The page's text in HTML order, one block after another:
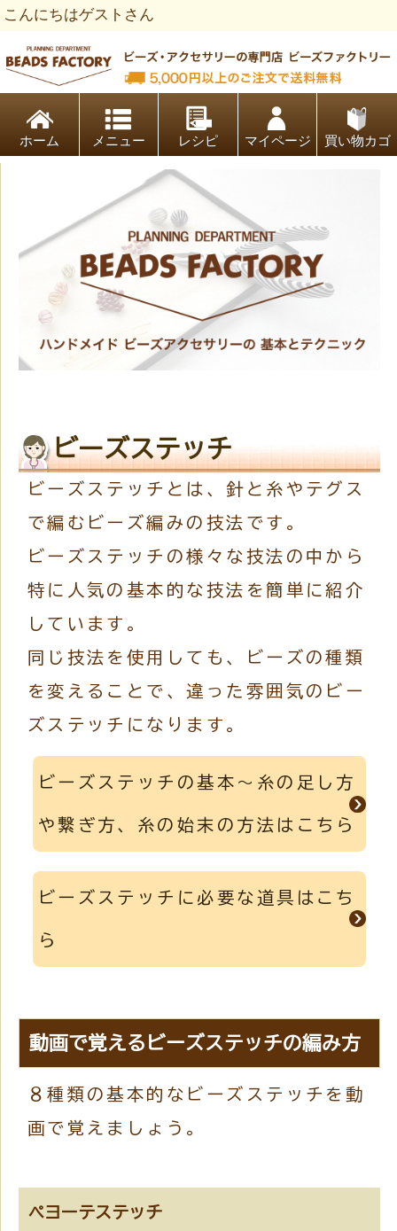
こんにちはゲストさん
ホーム レシピ マイページ 買い物カゴ
ビーズステッチ
ビーズステッチとは、針と糸やテグス
で編むビーズ編みの技法です。
ビーズステッチの様々な技法の中から
特に人気の基本的な技法を簡単に紹介
しています。
同じ技法を使用しても、ビーズの種類
を変えることで、違った雰囲気のビー
ズステッチになります。
ビーズステッチの基本～糸の足し方
や繋ぎ方、糸の始末の方法はこちら
ビーズステッチに必要な道具はこち
ら
動画で覚えるビーズステッチの編み方
８種類の基本的なビーズステッチを動
画で覚えましょう。
ペヨーテステッチ